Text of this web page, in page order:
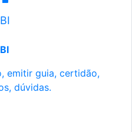
emitir guia, certidão,
dúvidas.